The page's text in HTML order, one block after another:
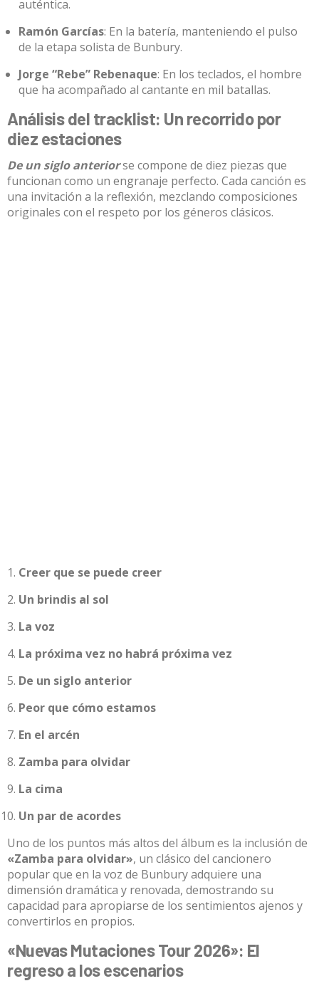
auténtica.
Ramón Garcías: En la batería, manteniendo el pulso
de la etapa solista de Bunbury.
Jorge “Rebe” Rebenaque: En los teclados, el hombre
que ha acompañado al cantante en mil batallas.
Análisis del tracklist: Un recorrido por
diez estaciones
De un siglo anteriorse compone de diez piezas que
funcionan como un engranaje perfecto. Cada canción es
una invitación a la reflexión, mezclando composiciones
originales con el respeto por los géneros clásicos.
Creer que se puede creer
Un brindis al sol
La voz
La próxima vez no habrá próxima vez
De un siglo anterior
Peor que cómo estamos
En el arcén
Zamba para olvidar
La cima
Un par de acordes
Uno de los puntos más altos del álbum es la inclusión de
«Zamba para olvidar», un clásico del cancionero
popular que en la voz de Bunbury adquiere una
dimensión dramática y renovada, demostrando su
capacidad para apropiarse de los sentimientos ajenos y
convertirlos en propios.
«Nuevas Mutaciones Tour 2026»: El
regreso a los escenarios